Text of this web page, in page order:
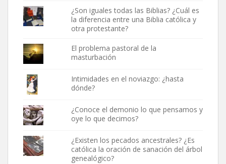
¿Son iguales todas las Biblias? ¿Cuál es
la diferencia entre una Biblia católica y
otra protestante?
El problema pastoral de la
masturbación
Intimidades en el noviazgo: ¿hasta
dónde?
¿Conoce el demonio lo que pensamos y
oye lo que decimos?
¿Existen los pecados ancestrales? ¿Es
católica la oración de sanación del árbol
genealógico?